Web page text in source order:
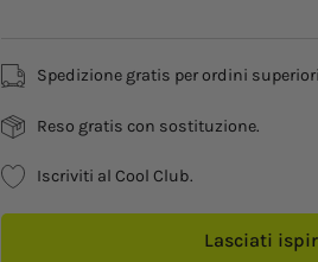
Spedizione gratis per ordini
Reso gratis con sostituzione.
Iscriviti al Cool Club.
Lasciati